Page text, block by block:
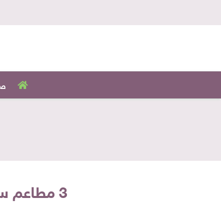
3 مطاعم سورية لازم تجربهم.. هتعيش حياة السلطان السوري